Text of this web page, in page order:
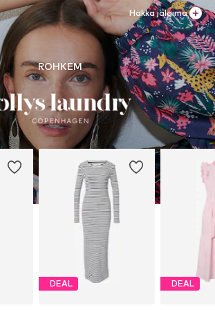
triikida
ROHKEM
DEAL DEAL
Hakka jälgima